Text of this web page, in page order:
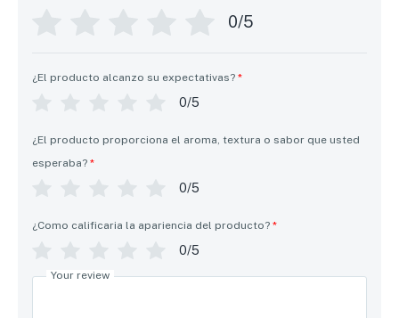
0/5
¿El producto alcanzo su expectativas? *
0/5
¿El producto proporciona el aroma, textura o sabor que usted
esperaba? *
0/5
¿Como calificaria la apariencia del producto? *
0/5
Your review